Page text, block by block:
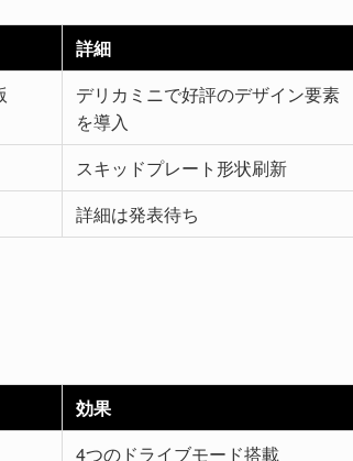
詳細
デリカミニで好評のデザイン要素
を導入
スキッドプレート形状刷新
詳細は発表待ち
効果
4つのドライブモード搭載